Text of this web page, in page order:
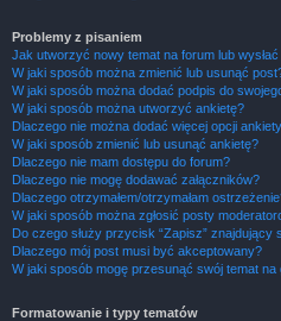
Problemy z pisaniem
Jak utworzyć nowy temat na forum lub
W jaki sposób można zmienić lub usunąć
W jaki sposób można dodać podpis do
W jaki sposób można utworzyć ankietę?
Dlaczego nie można dodać więcej opcji
W jaki sposób zmienić lub usunąć ankietę?
Dlaczego nie mam dostępu do forum?
Dlaczego nie mogę dodawać załączników?
Dlaczego otrzymałem/otrzymałam
W jaki sposób można zgłosić posty
Do czego służy przycisk “Zapisz” znajdujący
Dlaczego mój post musi być akceptowany?
W jaki sposób mogę przesunąć swój temat
Formatowanie i typy tematów